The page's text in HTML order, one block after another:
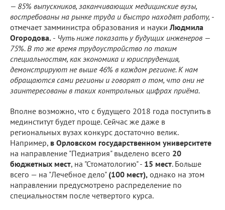
— 85% выпускников, заканчивающих медицинские вузы,
востребованы на рынке труда и быстро находят работу, -
отмечает замминистра образования и науки Людмила
Огородова. - Чуть ниже показать у будущих инженеров —
75%. В то же время трудоустройство по таким
специальностям, как экономика и юриспруденция,
демонстрируют не выше 46% в каждом регионе. К нам
обращаются сами регионы и говорят о том, что они не
заинтересованы в таких контрольных цифрах приёма.
Вполне возможно, что с будущего 2018 года поступить в
мединститут будет проще. Сейчас же даже в
региональных вузах конкурс достаточно велик.
Например, в Орловском государственном университете
на направление "Педиатрия" выделено всего 20
бюджетных мест, на "Стоматологию" - 15 мест. Больше
всего — на "Лечебное дело" (100 мест), однако на этом
направлении предусмотрено распределение по
специальностям после четвертого курса.